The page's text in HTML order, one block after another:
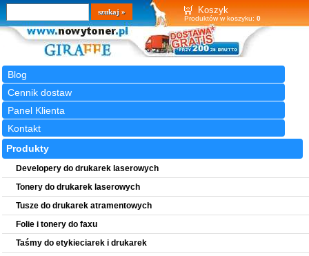
Koszyk
Produktów w koszyku: 0
Blog
Cennik dostaw
Panel Klienta
Kontakt
Wyszukiwarka
szukaj
Produkty
Developery do drukarek laserowych
Tonery do drukarek laserowych
Tusze do drukarek atramentowych
Folie i tonery do faxu
Taśmy do etykieciarek i drukarek